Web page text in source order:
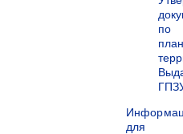
по
для